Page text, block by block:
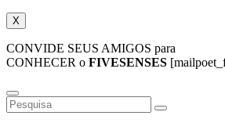
X
CONVIDE SEUS AMIGOS para
CONHECER o FIVESENSES